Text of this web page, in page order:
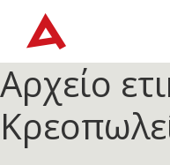
Αρχείο